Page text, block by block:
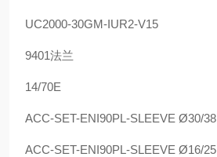
UC2000-30GM-IUR2-V15
9401法兰
14/70E
ACC-SET-ENI90PL-SLEEVE Ø30/38
ACC-SET-ENI90PL-SLEEVE Ø16/25